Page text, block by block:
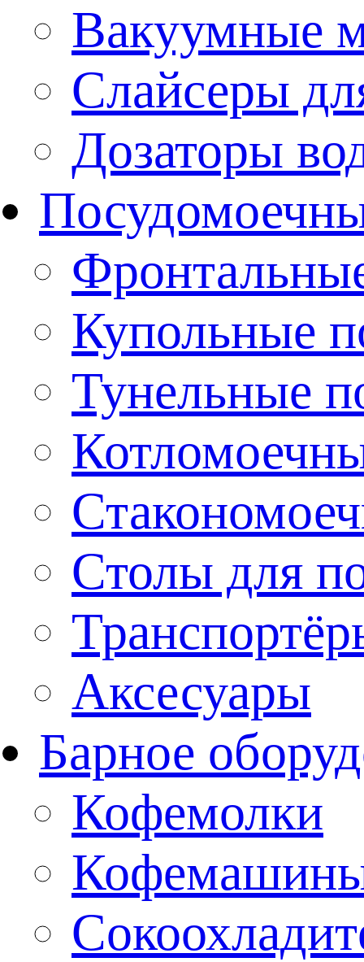
Вакуумные
Слайсеры
Дозаторы
Купольные
Тунельные
Столы для
Аксесуары
Барное
Кофемолки